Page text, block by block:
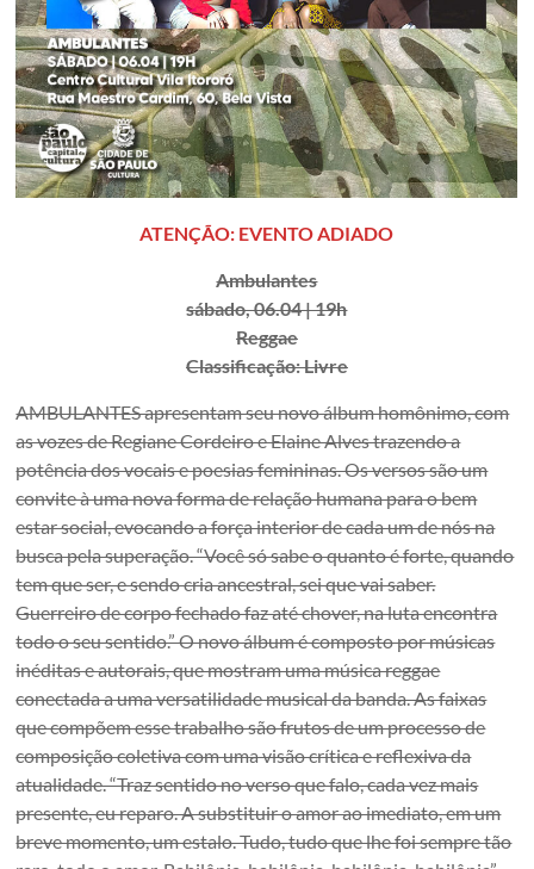
ATENÇÃO: EVENTO ADIADO
Ambulantes
sábado, 06.04 | 19h
Reggae
Classificação: Livre
AMBULANTES apresentam seu novo álbum homônimo, com
as vozes de Regiane Cordeiro e Elaine Alves trazendo a
potência dos vocais e poesias femininas. Os versos são um
convite à uma nova forma de relação humana para o bem
estar social, evocando a força interior de cada um de nós na
busca pela superação. “Você só sabe o quanto é forte, quando
tem que ser, e sendo cria ancestral, sei que vai saber.
Guerreiro de corpo fechado faz até chover, na luta encontra
todo o seu sentido.” O novo álbum é composto por músicas
inéditas e autorais, que mostram uma música reggae
conectada a uma versatilidade musical da banda. As faixas
que compõem esse trabalho são frutos de um processo de
composição coletiva com uma visão crítica e reflexiva da
atualidade. “Traz sentido no verso que falo, cada vez mais
presente, eu reparo. A substituir o amor ao imediato, em um
breve momento, um estalo. Tudo, tudo que lhe foi sempre tão